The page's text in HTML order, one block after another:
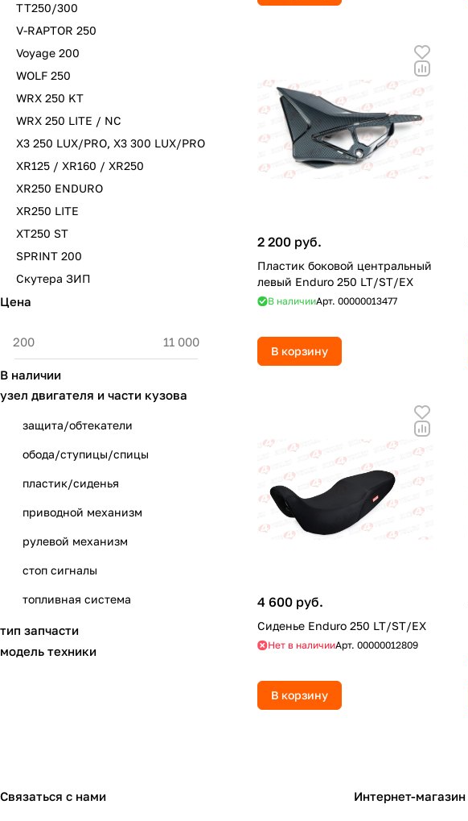
2 200 руб.
Пластик боковой центральный
левый Enduro 250 LT/ST/EX
В наличииАрт. 00000013477
В корзину
4 600 руб.
Сиденье Enduro 250 LT/ST/EX
Нет в наличииАрт. 00000012809
В корзину
TT250/300
V-RAPTOR 250
Voyage 200
WOLF 250
WRX 250 KT
WRX 250 LITE / NC
X3 250 LUX/PRO, X3 300 LUX/PRO
XR125 / XR160 / XR250
XR250 ENDURO
XR250 LITE
XT250 ST
SPRINT 200
Скутера ЗИП
Цена
В наличии
узел двигателя и части кузова
защита/обтекатели
обода/ступицы/спицы
пластик/сиденья
приводной механизм
рулевой механизм
стоп сигналы
топливная система
тормозная система
тросы
тип запчасти
модель техники
Связаться с нами Интернет-магазин